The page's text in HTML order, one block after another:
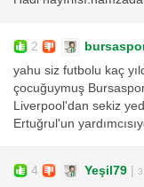
2
yahu siz futbolu kaç
çocuğuymuş
Liverpool'dan sekiz
Ertuğrul'un
4 Yeşil79